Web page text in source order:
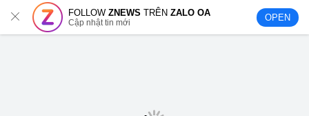
FOLLOWZNEWS TRÊNZALO OA
Cập nhật tin mới OPEN